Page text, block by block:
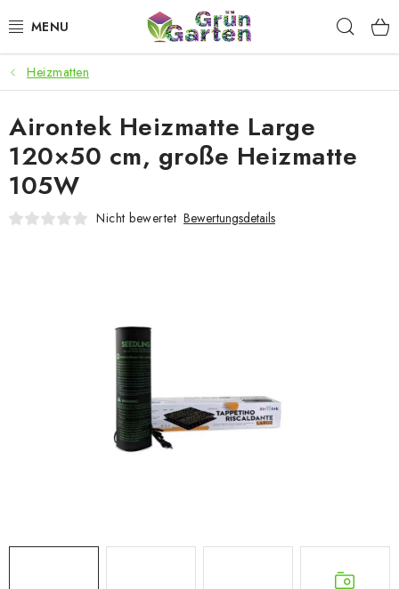
Inhalt
ANGEBOTE
LED PFLANZENLAMPEN
ANBAUBEDARF FÜR DEN HEIMANBAU
AQUARISTIK
Geschäftsbewertung Kaufberatung
Datenschutzerklärung
Heizmatten
Airontek Heizmatte Large
120×50 cm, große Heizmatte
105W
Nicht bewertet Bewertungsdetails